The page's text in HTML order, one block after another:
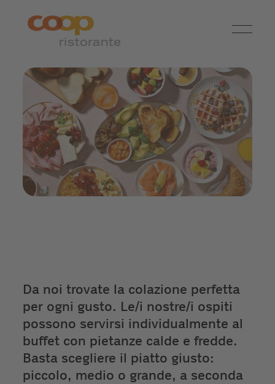
Da noi trovate la colazione perfetta
per ogni gusto. Le/i nostre/i ospiti
possono servirsi individualmente al
buffet con pietanze calde e fredde.
Basta scegliere il piatto giusto:
piccolo, medio o grande, a seconda